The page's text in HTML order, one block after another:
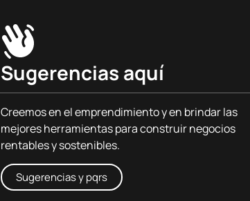
Sugerencias aquí
Creemos en el emprendimiento y en brindar las
mejores herramientas para construir negocios
rentables y sostenibles.
Sugerencias y pqrs